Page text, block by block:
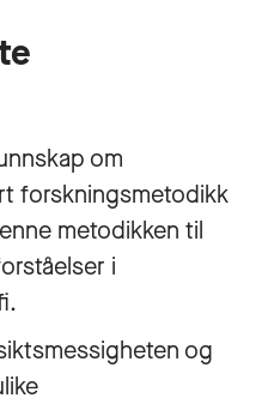
om
forskningsmetodikk
metodikken til
i
og